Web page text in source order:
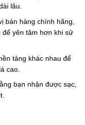
lâu.
bán hàng chính hãng,
để yên tâm hơn khi sử
tảng khác nhau để
cao.
bạn nhận được sạc,